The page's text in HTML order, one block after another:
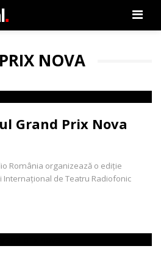
.
NOVA
Grand Prix Nova
România organizează o ediție
Internaţional de Teatru Radiofonic